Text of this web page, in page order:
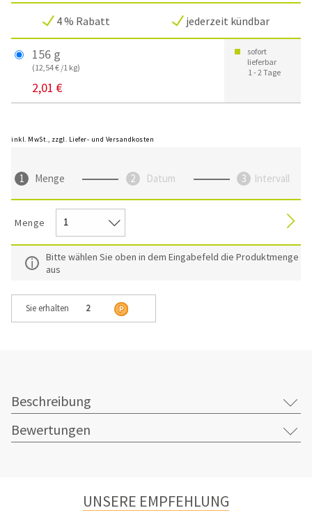
4 % Rabatt jederzeit kündbar
156 g
(12,54 € /1 kg)
2,01 €
sofort
lieferbar
1 - 2 Tage
inkl. MwSt., zzgl. Liefer- und Versandkosten
Menge Datum Intervall
Menge
Bitte wählen Sie oben in dem Eingabefeld die Produktmenge
aus
Sie erhalten 2
Beschreibung
Bewertungen
UNSERE EMPFEHLUNG